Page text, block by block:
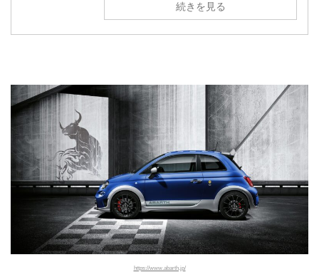
続きを見る
https://www.abarth.jp/